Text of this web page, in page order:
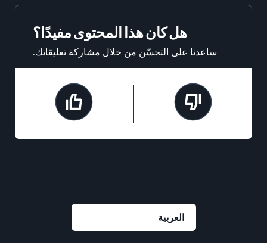
هل كان هذا المحتوى مفيدًا؟
ساعدنا على التحسّن من خلال مشاركة تعليقاتك.